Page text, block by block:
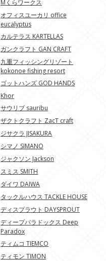
Mくらワークス
オフィスユーカリ office
eucalyptus
カルテラス KARTELLAS
ガンクラフト GAN CRAFT
九重フィッシングリゾート
kokonoe fishing resort
ゴットハンズ GOD HANDS
Khor
サウリブ sauribu
ザクトクラフト ZacT craft
ジサクラ JISAKURA
シマノ SIMANO
ジャクソン Jackson
スミス SMITH
ダイワ DAIWA
タックルハウス TACKLE HOUSE
ディスプラウト DAYSPROUT
ディープパラドックス Deep
Paradox
ティムコ TIEMCO
ティモン TIMON